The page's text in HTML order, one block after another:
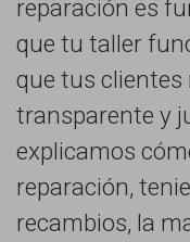
reparación es
que tu taller
que tus clientes
transparente y
explicamos
reparación,
recambios, la